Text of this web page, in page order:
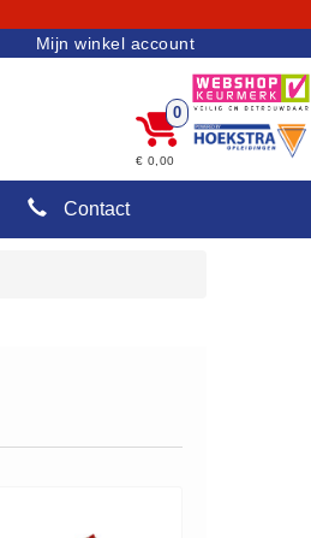
Mijn winkel account
0
€ 0,00
Contact